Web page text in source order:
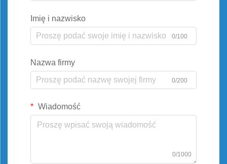
Imię i nazwisko
0/100
Nazwa firmy
0/200
Wiadomość
0/1000